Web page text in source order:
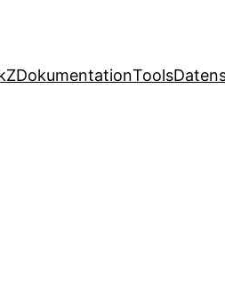
DokumentationTools